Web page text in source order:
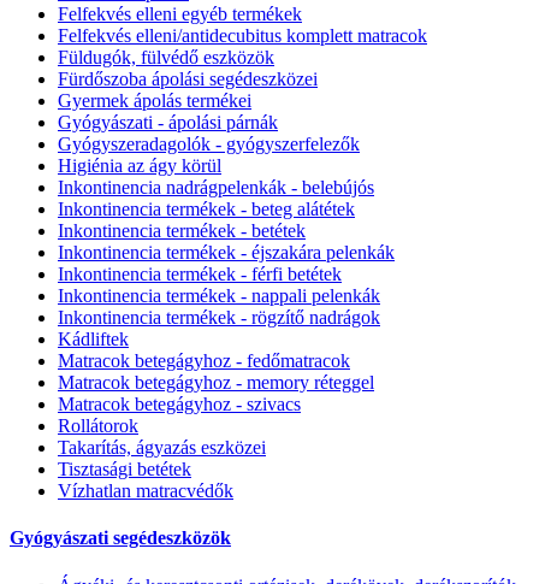
Felfekvés elleni egyéb termékek
Felfekvés elleni/antidecubitus komplett matracok
Füldugók, fülvédő eszközök
Fürdőszoba ápolási segédeszközei
Gyermek ápolás termékei
Gyógyászati - ápolási párnák
Gyógyszeradagolók - gyógyszerfelezők
Higiénia az ágy körül
Inkontinencia nadrágpelenkák - belebújós
Inkontinencia termékek - beteg alátétek
Inkontinencia termékek - betétek
Inkontinencia termékek - éjszakára pelenkák
Inkontinencia termékek - férfi betétek
Inkontinencia termékek - nappali pelenkák
Inkontinencia termékek - rögzítő nadrágok
Kádliftek
Matracok betegágyhoz - fedőmatracok
Matracok betegágyhoz - memory réteggel
Matracok betegágyhoz - szivacs
Rollátorok
Takarítás, ágyazás eszközei
Tisztasági betétek
Vízhatlan matracvédők
Gyógyászati segédeszközök